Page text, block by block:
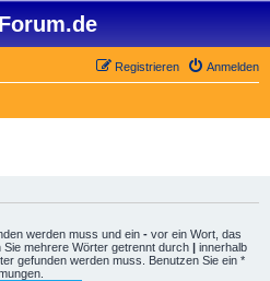
Anmelden
Registrieren
werden muss und ein - vor ein Wort, das
mehrere Wörter getrennt durch | innerhalb
gefunden werden muss. Benutzen Sie ein *